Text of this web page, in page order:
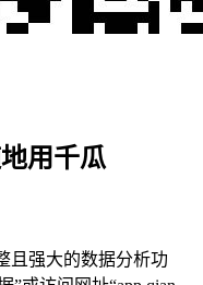
用千瓜
且强大的数据分析功